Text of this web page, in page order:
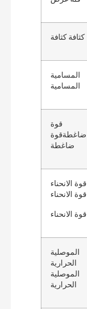
كثافة كثافة
المسامية
المسامية
قوة
ضاغطةقوة
قوة الانحناء
قوة الانحناء
قوة الانحناء
الموصلية
الحرارية
الموصلية
الحرارية